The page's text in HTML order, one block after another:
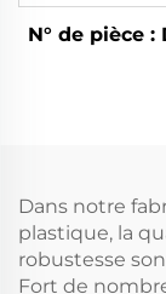
N° de pièce :
Dans notre
plastique, la
robustesse
Fort de